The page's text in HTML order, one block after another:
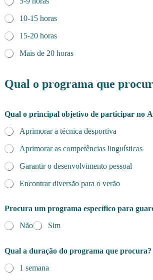
10-15 horas
15-20 horas
Mais de 20 horas
Qual o programa que
Qual o principal objetivo de participar no
Aprimorar a técnica desportiva
Aprimorar as competências linguísticas
Garantir o desenvolvimento pessoal
Encontrar diversão para o verão
Procura um programa específico para
Não
Sim
Qual a duração do programa que procura?
1 semana